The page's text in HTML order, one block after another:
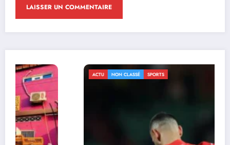
ACTU NON CLASSÉ SPORTS